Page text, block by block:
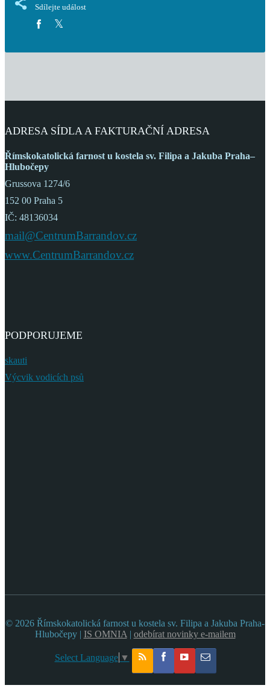
Sdílejte událost
ADRESA SÍDLA A FAKTURAČNÍ ADRESA
Římskokatolická farnost u kostela sv. Filipa a Jakuba Praha–
Hlubočepy
Grussova 1274/6
152 00 Praha 5
IČ: 48136034
mail@CentrumBarrandov.cz
www.CentrumBarrandov.cz
PODPORUJEME
skauti
Výcvik vodicích psů
© 2026 Římskokatolická farnost u kostela sv. Filipa a Jakuba Praha-
Hlubočepy | IS OMNIA | odebírat novinky e-mailem
Select Language ▼